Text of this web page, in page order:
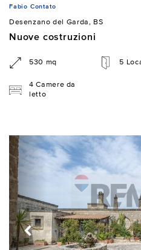
Fabio Contato
Desenzano del Garda, BS
Nuove costruzioni
530 mq 5
4 Camere da
letto